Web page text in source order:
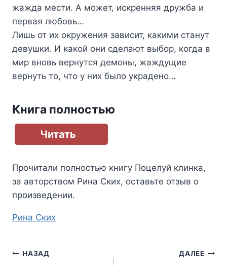
жажда мести. А может, искренняя дружба и
первая любовь…
Лишь от их окружения зависит, какими станут
девушки. И какой они сделают выбор, когда в
мир вновь вернутся демоны, жаждущие
вернуть то, что у них было украдено…
Книга полностью
Читать
Прочитали полностью книгу Поцелуй клинка,
за авторством Рина Ских, оставьте отзыв о
произведении.
Метки
Рина Ских
Навигация
НАЗАД ДАЛЕЕ